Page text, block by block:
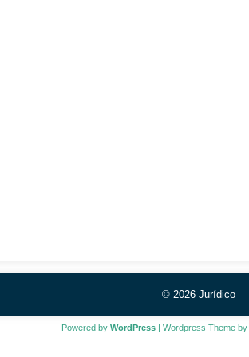
© 2026 Jurídico
Powered by WordPress| Wordpress Theme by